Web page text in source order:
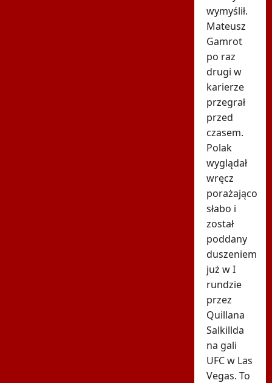
wymyślił.
Mateusz
Gamrot
po raz
drugi w
karierze
przegrał
przed
czasem.
Polak
wyglądał
wręcz
porażająco
słabo i
został
poddany
duszeniem
już w I
rundzie
przez
Quillana
Salkillda
na gali
UFC w Las
Vegas. To